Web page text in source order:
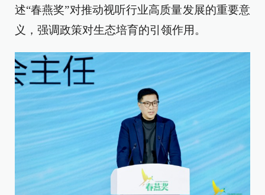
述“春燕奖”对推动视听行业高质量发展的重要意
义，强调政策对生态培育的引领作用。